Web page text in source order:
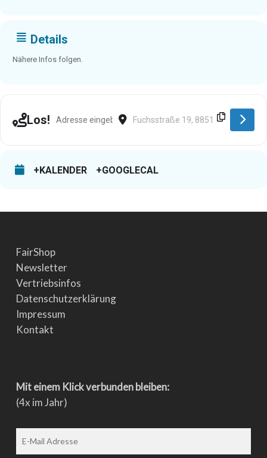
Details
Nähere Infos folgen.
Los! Address - Mengen [aJNRozs7L]Destination Address - Mengen
+KALENDER +GOOGLECAL
FairShop
Newsletter
Vertriebsinfos
Datenschutzerklärung
Impressum
Kontakt
Mit einem Klick verbunden bleiben:
(4x im Jahr)